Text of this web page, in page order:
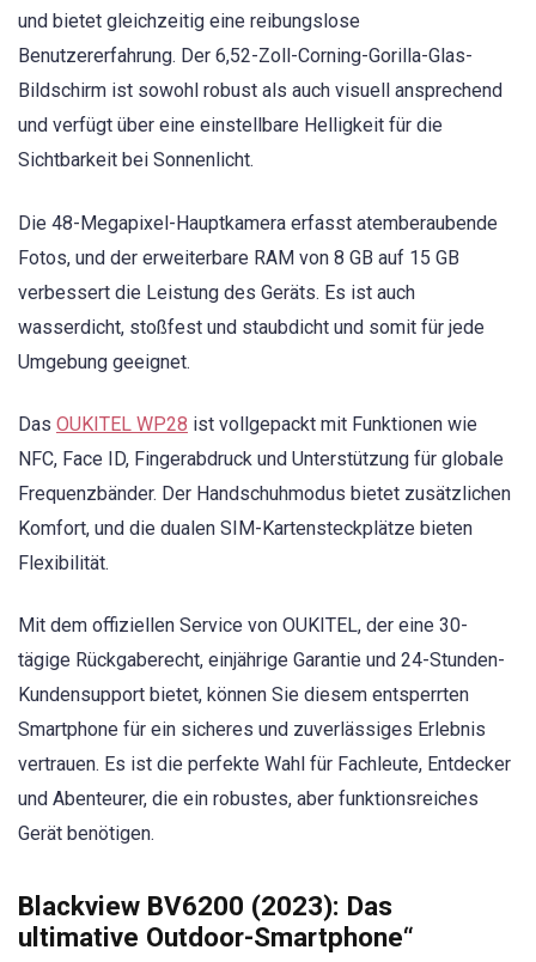
und bietet gleichzeitig eine reibungslose
Benutzererfahrung. Der 6,52-Zoll-Corning-Gorilla-Glas-
Bildschirm ist sowohl robust als auch visuell ansprechend
und verfügt über eine einstellbare Helligkeit für die
Sichtbarkeit bei Sonnenlicht.
Die 48-Megapixel-Hauptkamera erfasst atemberaubende
Fotos, und der erweiterbare RAM von 8 GB auf 15 GB
verbessert die Leistung des Geräts. Es ist auch
wasserdicht, stoßfest und staubdicht und somit für jede
Umgebung geeignet.
Das OUKITEL WP28 ist vollgepackt mit Funktionen wie
NFC, Face ID, Fingerabdruck und Unterstützung für globale
Frequenzbänder. Der Handschuhmodus bietet zusätzlichen
Komfort, und die dualen SIM-Kartensteckplätze bieten
Flexibilität.
Mit dem offiziellen Service von OUKITEL, der eine 30-
tägige Rückgaberecht, einjährige Garantie und 24-Stunden-
Kundensupport bietet, können Sie diesem entsperrten
Smartphone für ein sicheres und zuverlässiges Erlebnis
vertrauen. Es ist die perfekte Wahl für Fachleute, Entdecker
und Abenteurer, die ein robustes, aber funktionsreiches
Gerät benötigen.
Blackview BV6200 (2023): Das
ultimative Outdoor-Smartphone“